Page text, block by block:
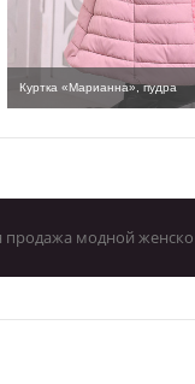
Куртка «Марианна», пудра
продажа модной